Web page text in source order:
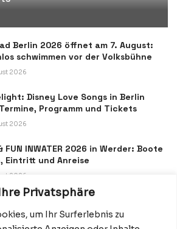
Privatsphäre
um Ihr Surferlebnis zu
Berlin 2026 öffnet am 7. August:
schwimmen vor der Volksbühne
2026
Disney Love Songs in Berlin
Programm und Tickets
2026
FUN INWATER 2026 in Werder: Boote
Eintritt und Anreise
2026